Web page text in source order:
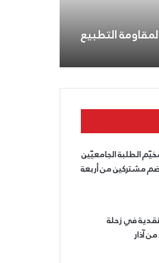
التطبيع
لا
الطلبة الجامعيّين
ضم مشتركين من أربعة
في زحلة
آذار